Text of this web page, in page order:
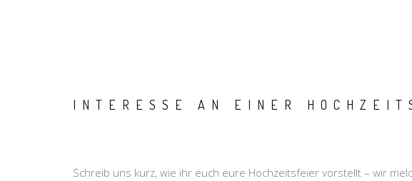
INTERESSE AN EINER
Schreib uns kurz, wie ihr euch eure Hochzeitsfeier vorstellt – wir